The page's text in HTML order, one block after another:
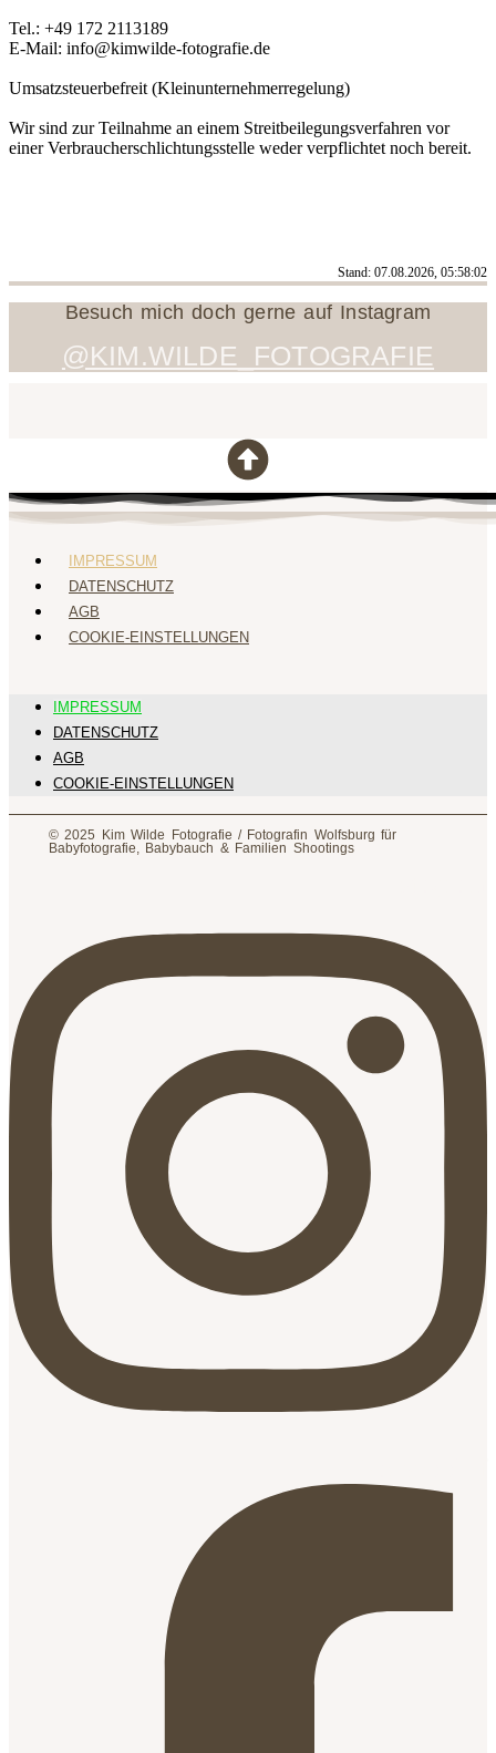
Tel.: +49 172 2113189
E-Mail: info@kimwilde-fotografie.de
Umsatzsteuerbefreit (Kleinunternehmerregelung)
Wir sind zur Teilnahme an einem Streitbeilegungsverfahren vor
einer Verbraucherschlichtungsstelle weder verpflichtet noch bereit.
Stand: 07.08.2026, 05:58:02
Besuch mich doch gerne auf Instagram
@KIM.WILDE_FOTOGRAFIE
IMPRESSUM
DATENSCHUTZ
AGB
COOKIE-EINSTELLUNGEN
IMPRESSUM
DATENSCHUTZ
AGB
COOKIE-EINSTELLUNGEN
© 2025 Kim Wilde Fotografie / Fotografin Wolfsburg für
Babyfotografie, Babybauch & Familien Shootings